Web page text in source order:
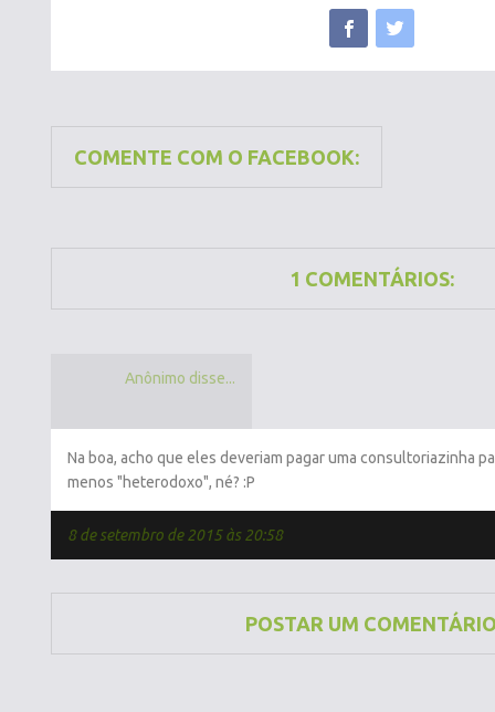
COMENTE COM O FACEBOOK:
1 COMENTÁRIOS:
Anônimo disse...
Na boa, acho que eles deveriam pagar uma consultoriazinha
menos "heterodoxo", né? :P
8 de setembro de 2015 às 20:58
POSTAR UM